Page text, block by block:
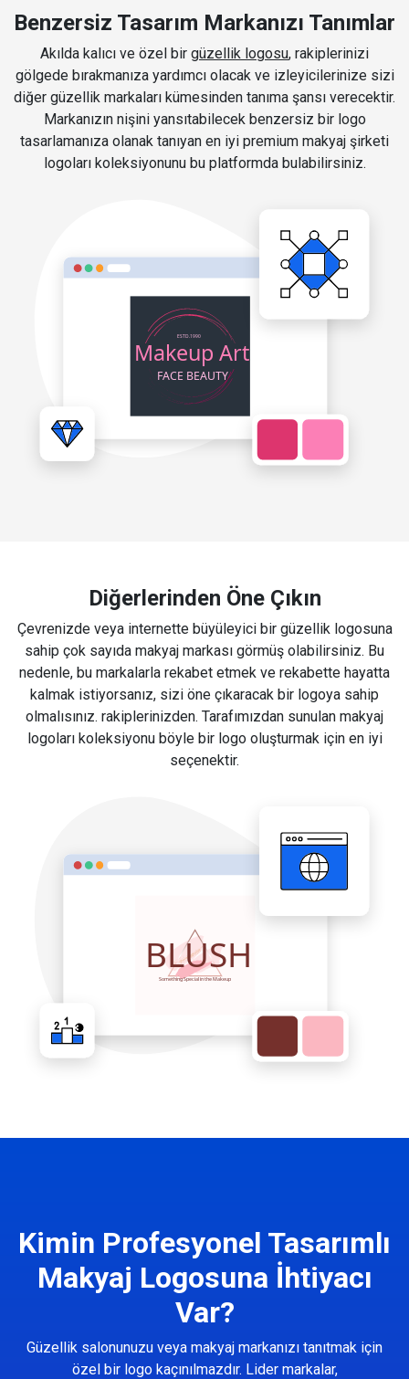
Benzersiz Tasarım Markanızı Tanımlar
Akılda kalıcı ve özel bir güzellik logosu, rakiplerinizi
gölgede bırakmanıza yardımcı olacak ve izleyicilerinize sizi
diğer güzellik markaları kümesinden tanıma şansı verecektir.
Markanızın nişini yansıtabilecek benzersiz bir logo
tasarlamanıza olanak tanıyan en iyi premium makyaj şirketi
logoları koleksiyonunu bu platformda bulabilirsiniz.
Diğerlerinden Öne Çıkın
Çevrenizde veya internette büyüleyici bir güzellik logosuna
sahip çok sayıda makyaj markası görmüş olabilirsiniz. Bu
nedenle, bu markalarla rekabet etmek ve rekabette hayatta
kalmak istiyorsanız, sizi öne çıkaracak bir logoya sahip
olmalısınız. rakiplerinizden. Tarafımızdan sunulan makyaj
logoları koleksiyonu böyle bir logo oluşturmak için en iyi
seçenektir.
Kimin Profesyonel Tasarımlı
Makyaj Logosuna İhtiyacı
Var?
Güzellik salonunuzu veya makyaj markanızı tanıtmak için
özel bir logo kaçınılmazdır. Lider markalar,